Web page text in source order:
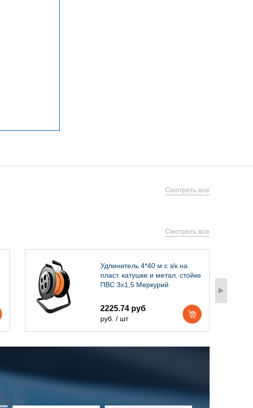
Смотреть все
Смотреть все
Удлинитель 4*40 м с з/к на
пласт. катушке и метал. стойке
ПВС 3х1,5 Меркурий
2225.74 руб
руб. / шт